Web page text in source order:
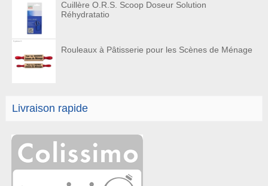
Cuillère O.R.S. Scoop Doseur Solution
Réhydratatio
Rouleaux à Pâtisserie pour les Scènes de Ménage
Livraison rapide